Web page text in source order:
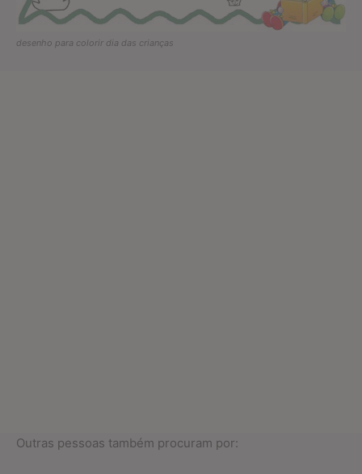
desenho para colorir dia das crianças
Outras pessoas também procuram por: